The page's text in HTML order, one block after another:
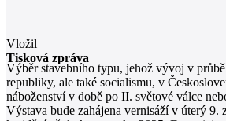
Vložil
Tisková zpráva
Výběr stavebního typu, jehož vývoj v
republiky, ale také socialismu, v
náboženství v době po II. světové válce
Výstava bude zahájena vernisáží v úterý